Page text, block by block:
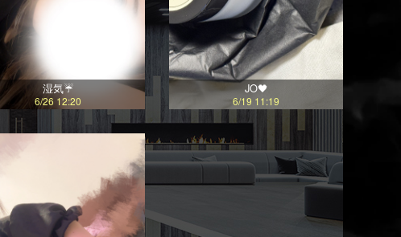
湿気☔️
6/26 12:20
JO🖤
6/19 11:19